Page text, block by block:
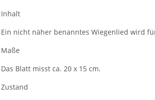
Inhalt
Ein nicht näher benanntes Wiegenlied wird
Maße
Das Blatt misst ca. 20 x 15 cm.
Zustand